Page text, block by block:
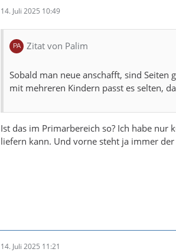
14. Juli 2025 10:49
Zitat von Palim
Sobald man neue anschafft, sind
mit mehreren Kindern passt es selten,
Ist das im Primarbereich so? Ich habe nur
liefern kann. Und vorne steht ja immer
14. Juli 2025 11:21